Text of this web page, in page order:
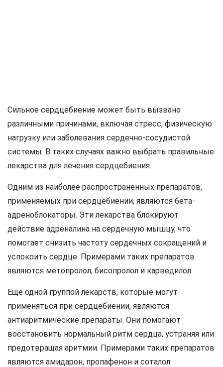
Сильное сердцебиение может быть вызвано
различными причинами, включая стресс, физическую
нагрузку или заболевания сердечно-сосудистой
системы. В таких случаях важно выбрать правильные
лекарства для лечения сердцебиения.
Одним из наиболее распространенных препаратов,
применяемых при сердцебиении, являются бета-
адреноблокаторы. Эти лекарства блокируют
действие адреналина на сердечную мышцу, что
помогает снизить частоту сердечных сокращений и
успокоить сердце. Примерами таких препаратов
являются метопролол, бисопролол и карведилол.
Еще одной группой лекарств, которые могут
применяться при сердцебиении, являются
антиаритмические препараты. Они помогают
восстановить нормальный ритм сердца, устраняя или
предотвращая аритмии. Примерами таких препаратов
являются амидарон, пропафенон и соталол.